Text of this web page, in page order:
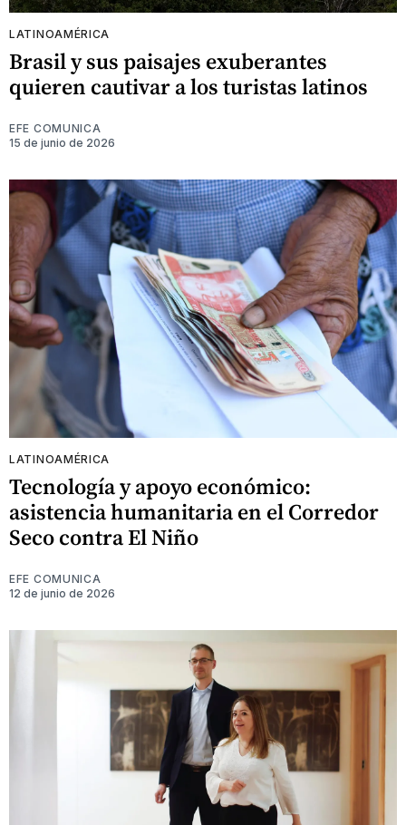
LATINOAMÉRICA
Brasil y sus paisajes exuberantes
quieren cautivar a los turistas latinos
EFE COMUNICA
15 de junio de 2026
LATINOAMÉRICA
Tecnología y apoyo económico:
asistencia humanitaria en el Corredor
Seco contra El Niño
EFE COMUNICA
12 de junio de 2026